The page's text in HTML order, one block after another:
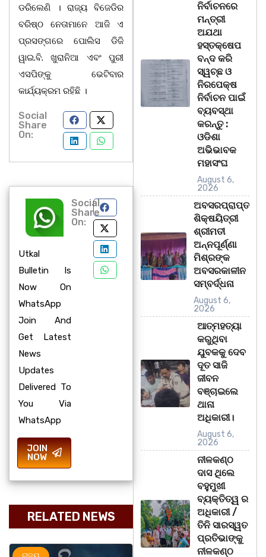
ଡରିଲେଣି । ରାଜ୍ୟ ବିଜେଡିର
ବରିଷ୍ଠ ନେତାମାନେ ଆଜି ଏ
ପ୍ରସଙ୍ଗରେ ପୋଲିସ ଡିଜି
ୱାଇ.ବି. ଖୁରାନିଆ ଏବଂ ପୁରୀ
ଏସପିଙ୍କୁ ଭେଟିବାର
କାର୍ଯ୍ୟକ୍ରମ ରହିଛି ।
Social
Share
On:
Utkal
Bulletin Is
Now On
WhatsApp
Join And
Get Latest
News
Updates
Delivered To
You Via
WhatsApp
JOIN
NOW
Social
Share
On:
RELATED NEWS
ନିର୍ବାଚନରେ
ମନ୍ତ୍ରୀ
ଅଯଥା
ହସ୍ତକ୍ଷେପ
ବନ୍ଦ କରି
ସ୍ୱଚ୍ଛ ଓ
ନିରପେକ୍ଷ
ନିର୍ବାଚନ ପାଇଁ
ବ୍ୟବସ୍ଥା
କରନ୍ତୁ :
ଓଡିଶା
ଅଭିଭାବକ
ମହାସଂଘ
August 6,
2026
ଅବସରପ୍ରାପ୍ତ
ଶିକ୍ଷୟିତ୍ରୀ
ଶ୍ରୀମତୀ
ଅନ୍ନପୂର୍ଣ୍ଣା
ମିଶ୍ରଙ୍କ
ଅବସରକାଳୀନ
ସମ୍ବର୍ଦ୍ଧନା
August 6,
2026
ଆତ୍ମହତ୍ୟା
କରୁଥିବା
ଯୁବକକୁ ଦେବ
ଦୂତ ସାଜି
ଜୀବନ
ବଞ୍ଚାଇଲେ
ଥାନା
ଅଧିକାରୀ।
August 6,
2026
ନୀଳକଣ୍ଠ
ଦାସ ଥିଲେ
ବହୁମୁଖୀ
ବ୍ୟକ୍ତିତ୍ୱ ର
ଅଧିକାରୀ /
ତିନି ସାରସ୍ୱତ
ପ୍ରତିଭାଙ୍କୁ
ନୀଳକଣ୍ଠ